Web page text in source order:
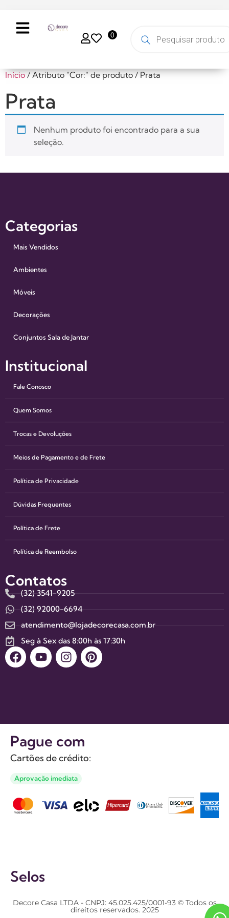
0
Início/ Atributo "Cor:" de produto / Prata
Prata
Nenhum produto foi encontrado para a sua
seleção.
Categorias
Mais Vendidos
Ambientes
Móveis
Decorações
Conjuntos Sala de Jantar
Institucional
Fale Conosco
Quem Somos
Trocas e Devoluções
Meios de Pagamento e de Frete
Política de Privacidade
Dúvidas Frequentes
Política de Frete
Política de Reembolso
Contatos
(32) 3541-9205
(32) 92000-6694
atendimento@lojadecorecasa.com.br
Seg à Sex das 8:00h às 17:30h
Pague com
Cartões de crédito:
Aprovação imediata
Selos
Decore Casa LTDA - CNPJ: 45.025.425/0001-93 © Todos os
direitos reservados. 2025